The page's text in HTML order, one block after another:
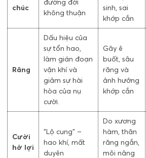
chúc
đường đời
không thuận
sinh, sai
khớp cắn
Răng
Dấu hiệu của
sự tổn hao,
làm gián đoạn
vận khí và
giảm sự hài
hòa của nụ
cười.
Gây ê
buốt, sâu
răng và
ảnh hưởng
khớp cắn
Cười
hở lợi
“Lộ cung” –
hao khí, mất
duyên
Do xương
hàm, thân
răng ngắn,
môi nâng